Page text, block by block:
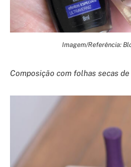
Imagem/Referência:
Composição com folhas secas